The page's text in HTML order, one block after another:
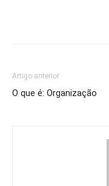
Artigo anterior
O que é: Organização